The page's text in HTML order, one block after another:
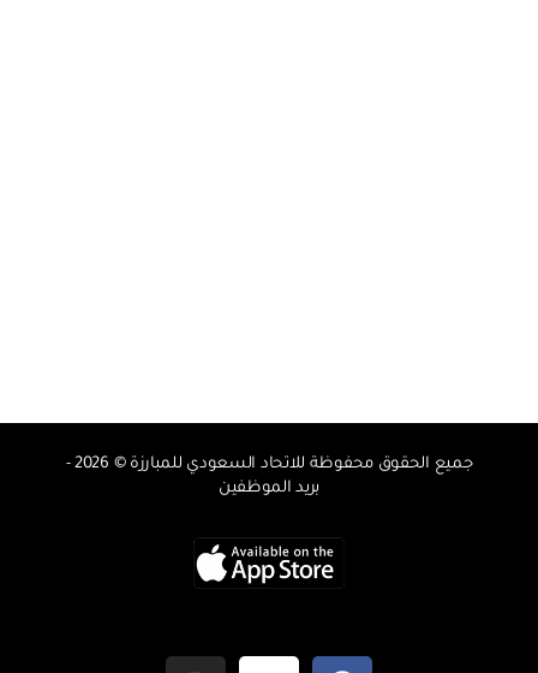
جميع الحقوق محفوظة للاتحاد السعودي للمبارزة © 2026 -
بريد الموظفين